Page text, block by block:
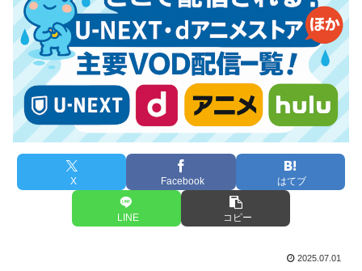
X Facebook はてブ
LINE コピー
2025.07.01